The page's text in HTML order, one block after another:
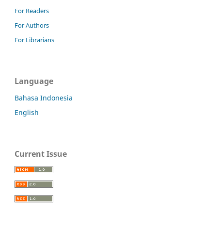
For Readers
For Authors
For Librarians
Language
Bahasa Indonesia
English
Current Issue